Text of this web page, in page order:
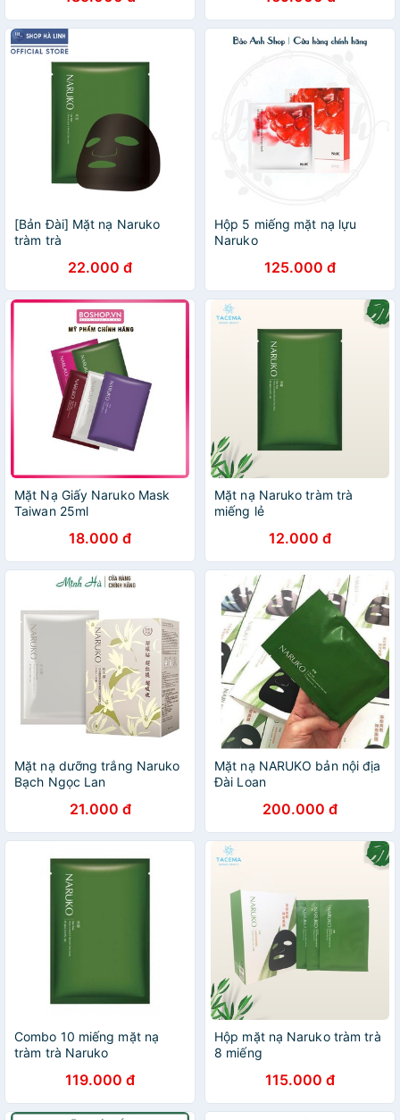
[Bản Đài] Mặt nạ Naruko
tràm trà
22.000 đ
Hộp 5 miếng mặt nạ lựu
Naruko
125.000 đ
Mặt Nạ Giấy Naruko Mask
Taiwan 25ml
18.000 đ
Mặt nạ Naruko tràm trà
miếng lẻ
12.000 đ
Mặt nạ dưỡng trắng Naruko
Bạch Ngọc Lan
21.000 đ
Mặt nạ NARUKO bản nội địa
Đài Loan
200.000 đ
Combo 10 miếng mặt nạ
tràm trà Naruko
119.000 đ
Hộp mặt nạ Naruko tràm trà
8 miếng
115.000 đ